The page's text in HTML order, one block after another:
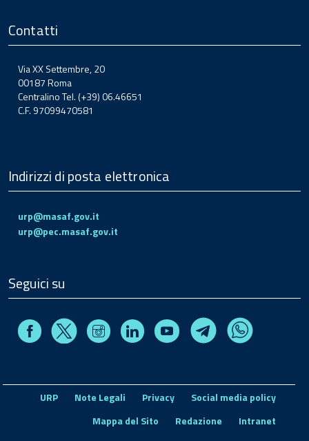
Contatti
Via XX Settembre, 20
00187 Roma
Centralino Tel. (+39) 06.46651
C.F. 97099470581
Indirizzi di posta elettronica
urp@masaf.gov.it
urp@pec.masaf.gov.it
Seguici su
FacebookX InstagramLinkedin Youtube TelegramWhatsapp
URP Note Legali Privacy
Social media policy
Mappa del Sito
Redazione
Intranet